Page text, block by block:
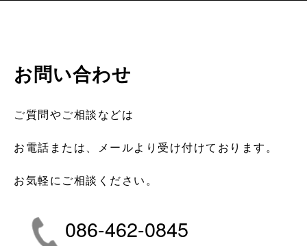
お問い合わせ
ご質問やご相談などは
お電話または、メールより受け付けております。
お気軽にご相談ください。
086-462-0845